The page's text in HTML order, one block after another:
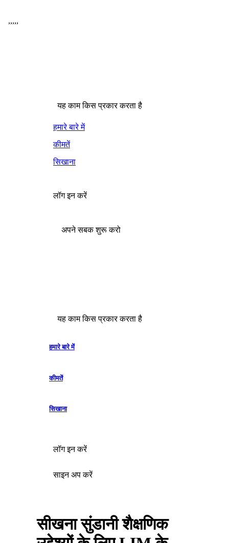
,,,,,
यह काम किस प्रकार करता है
हमारे बारे में
कीमतें
सिखाना
लॉग इन करें
अपने सबक शुरू करो
यह काम किस प्रकार करता है
हमारे बारे में
कीमतें
सिखाना
लॉग इन करें
साइन अप करें
सीखना सुंडानी शैक्षणिक